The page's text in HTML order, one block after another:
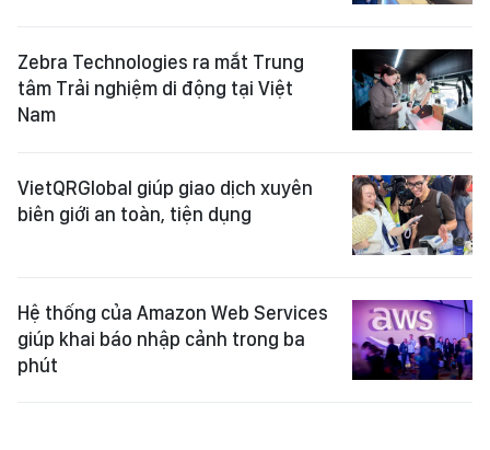
Zebra Technologies ra mắt Trung
tâm Trải nghiệm di động tại Việt
Nam
VietQRGlobal giúp giao dịch xuyên
biên giới an toàn, tiện dụng
Hệ thống của Amazon Web Services
giúp khai báo nhập cảnh trong ba
phút